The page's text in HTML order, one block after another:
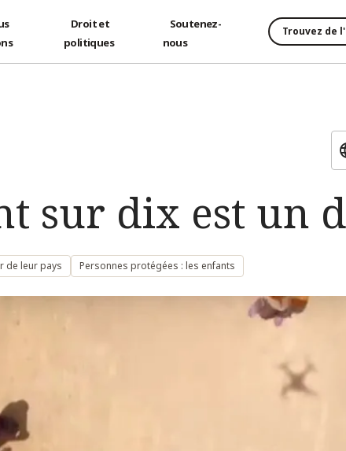
Droit et
politiques
Soutenez-
nous
Trouvez de
sur dix est un
de leur pays Personnes protégées : les enfants